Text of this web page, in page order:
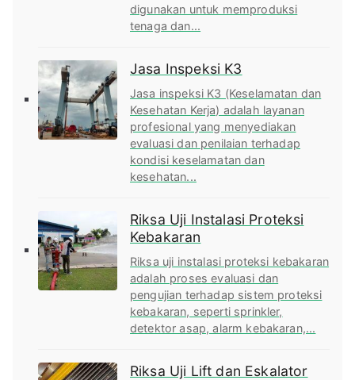
digunakan untuk memproduksi
tenaga dan...
Jasa Inspeksi K3
Jasa inspeksi K3 (Keselamatan dan
Kesehatan Kerja) adalah layanan
profesional yang menyediakan
evaluasi dan penilaian terhadap
kondisi keselamatan dan
kesehatan...
Riksa Uji Instalasi Proteksi
Kebakaran
Riksa uji instalasi proteksi kebakaran
adalah proses evaluasi dan
pengujian terhadap sistem proteksi
kebakaran, seperti sprinkler,
detektor asap, alarm kebakaran,...
Riksa Uji Lift dan Eskalator